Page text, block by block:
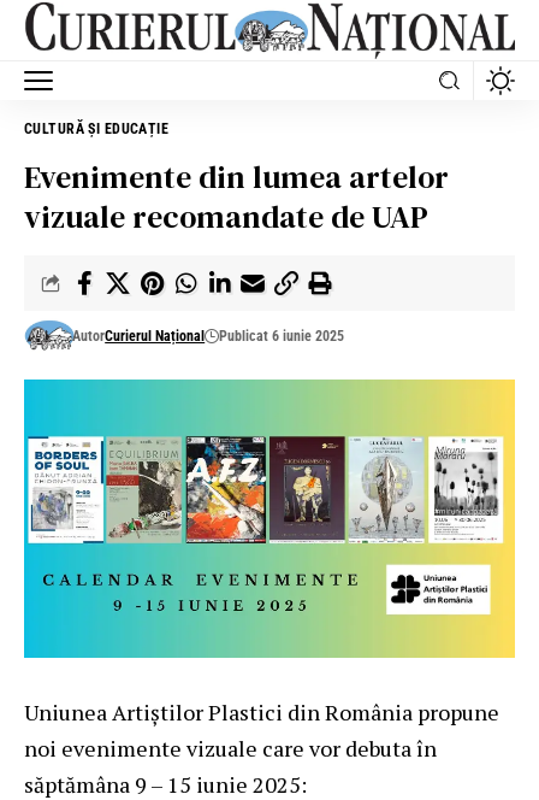
CULTURĂ ȘI EDUCAȚIE
Evenimente din lumea artelor
vizuale recomandate de UAP
AutorCurierul Național Publicat 6 iunie 2025
Uniunea Artiștilor Plastici din România propune
noi evenimente vizuale care vor debuta în
săptămâna 9 – 15 iunie 2025: